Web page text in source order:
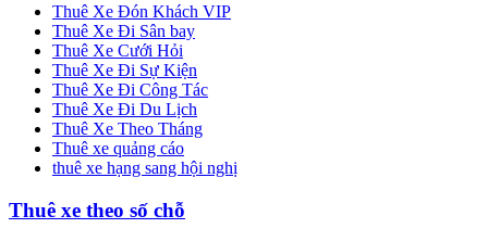
Thuê Xe Đón Khách VIP
Thuê Xe Đi Sân bay
Thuê Xe Cưới Hỏi
Thuê Xe Đi Sự Kiện
Thuê Xe Đi Công Tác
Thuê Xe Đi Du Lịch
Thuê Xe Theo Tháng
Thuê xe quảng cáo
thuê xe hạng sang hội nghị
Thuê xe theo số chỗ